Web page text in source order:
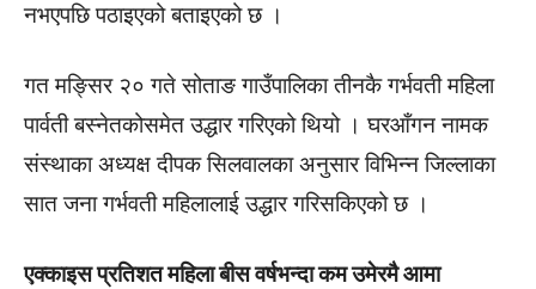
नभएपछि पठाइएको बताइएको छ ।
गत मङ्सिर २० गते सोताङ गाउँपालिका तीनकै गर्भवती महिला
पार्वती बस्नेतकोसमेत उद्धार गरिएको थियो । घरआँगन नामक
संस्थाका अध्यक्ष दीपक सिलवालका अनुसार विभिन्न जिल्लाका
सात जना गर्भवती महिलालाई उद्धार गरिसकिएको छ ।
एक्काइस प्रतिशत महिला बीस वर्षभन्दा कम उमेरमै आमा